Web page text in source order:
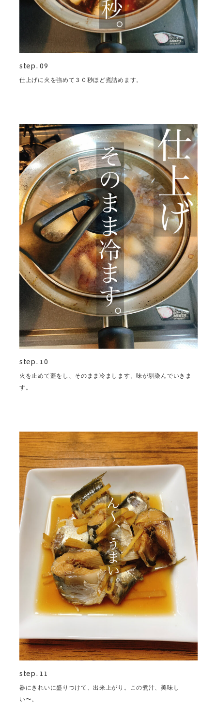
step. 09
仕上げに火を強めて３０秒ほど煮詰めます。
step. 10
火を止めて蓋をし、そのまま冷まします。味が馴染んでいきま
す。
step. 11
器にきれいに盛りつけて、出来上がり。この煮汁、美味し
い〜。